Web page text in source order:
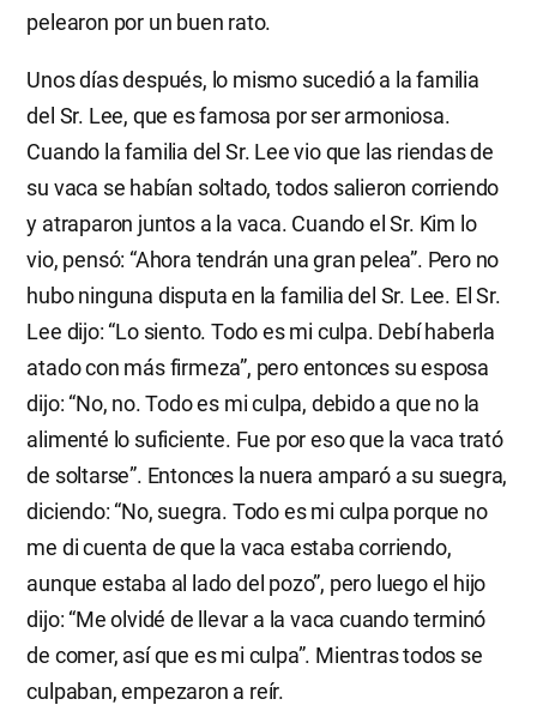
pelearon por un buen rato.
Unos días después, lo mismo sucedió a la familia
del Sr. Lee, que es famosa por ser armoniosa.
Cuando la familia del Sr. Lee vio que las riendas de
su vaca se habían soltado, todos salieron corriendo
y atraparon juntos a la vaca. Cuando el Sr. Kim lo
vio, pensó: “Ahora tendrán una gran pelea”. Pero no
hubo ninguna disputa en la familia del Sr. Lee. El Sr.
Lee dijo: “Lo siento. Todo es mi culpa. Debí haberla
atado con más firmeza”, pero entonces su esposa
dijo: “No, no. Todo es mi culpa, debido a que no la
alimenté lo suficiente. Fue por eso que la vaca trató
de soltarse”. Entonces la nuera amparó a su suegra,
diciendo: “No, suegra. Todo es mi culpa porque no
me di cuenta de que la vaca estaba corriendo,
aunque estaba al lado del pozo”, pero luego el hijo
dijo: “Me olvidé de llevar a la vaca cuando terminó
de comer, así que es mi culpa”. Mientras todos se
culpaban, empezaron a reír.